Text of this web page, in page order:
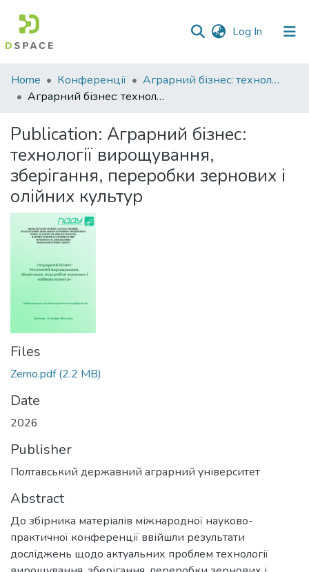
Log In (current)
Communities
&
All of DSpace
Statistics
Home Конференції
Аграрний бізнес: технології вирощування, зберігання, переробки зернових і олійних культур
Аграрний бізнес: технології вирощування, зберігання, переробки зернових і олійних культур
Publication: Аграрний бізнес:
технології вирощування,
зберігання, переробки зернових і
олійних культур
Files
Zerno.pdf(2.2 MB)
Date
2026
Publisher
Полтавський державний аграрний університет
Abstract
До збірника матеріалів міжнародної науково-
практичної конференції ввійшли результати
досліджень щодо актуальних проблем технології